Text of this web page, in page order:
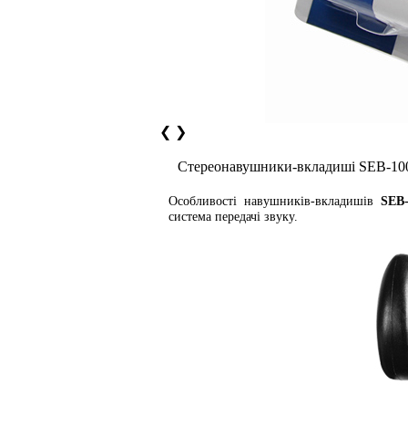
❮ ❯
Стереонавушники-вкладиші SEB-
Особливості навушників-вкладишів
система передачі звуку.